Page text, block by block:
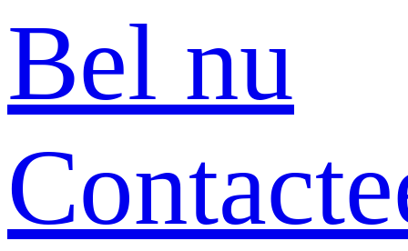
Bel nu